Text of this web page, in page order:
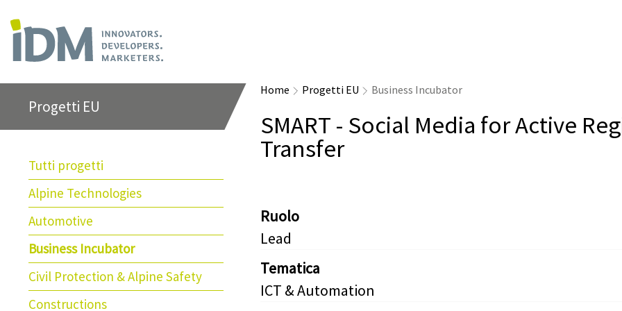
Progetti EU
Tutti progetti
Alpine Technologies
Automotive
Business Incubator
Civil Protection & Alpine Safety
Constructions
Home Progetti EU Business Incubator
SMART - Social Media for Active
Transfer
Ruolo
Lead
Tematica
ICT & Automation